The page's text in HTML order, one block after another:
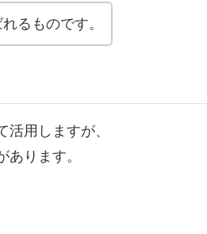
るものです。
用しますが、
あります。